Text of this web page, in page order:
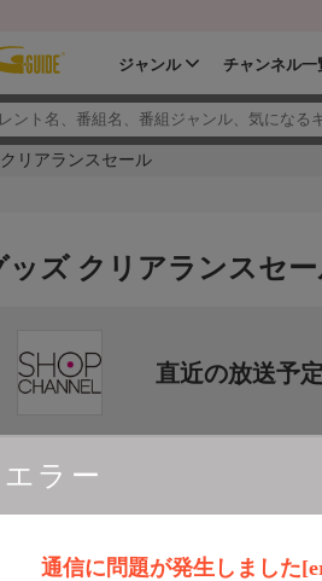
ジャンル チャンネル一
リアランスセール
エラー
通信に問題が発生しました
ッズ クリアランスセ
直近の放送予